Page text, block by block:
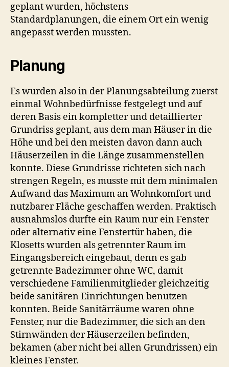
geplant wurden, höchstens
Standardplanungen, die einem Ort ein wenig
angepasst werden mussten.
Planung
Es wurden also in der Planungsabteilung zuerst
einmal Wohnbedürfnisse festgelegt und auf
deren Basis ein kompletter und detaillierter
Grundriss geplant, aus dem man Häuser in die
Höhe und bei den meisten davon dann auch
Häuserzeilen in die Länge zusammenstellen
konnte. Diese Grundrisse richteten sich nach
strengen Regeln, es musste mit dem minimalen
Aufwand das Maximum an Wohnkomfort und
nutzbarer Fläche geschaffen werden. Praktisch
ausnahmslos durfte ein Raum nur ein Fenster
oder alternativ eine Fenstertür haben, die
Klosetts wurden als getrennter Raum im
Eingangsbereich eingebaut, denn es gab
getrennte Badezimmer ohne WC, damit
verschiedene Familienmitglieder gleichzeitig
beide sanitären Einrichtungen benutzen
konnten. Beide Sanitärräume waren ohne
Fenster, nur die Badezimmer, die sich an den
Stirnwänden der Häuserzeilen befinden,
bekamen (aber nicht bei allen Grundrissen) ein
kleines Fenster.